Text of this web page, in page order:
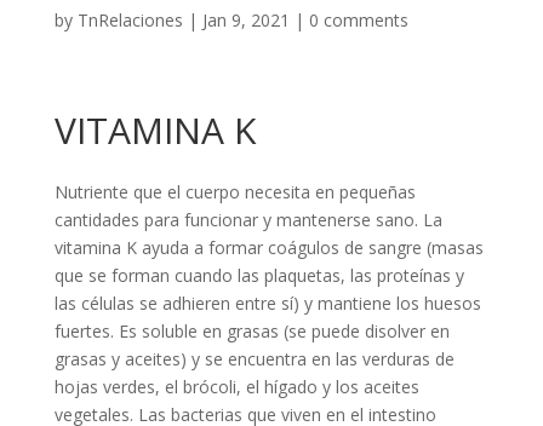
by TnRelaciones | Jan 9, 2021 | 0 comments
VITAMINA K
Nutriente que el cuerpo necesita en pequeñas
cantidades para funcionar y mantenerse sano. La
vitamina K ayuda a formar coágulos de sangre (masas
que se forman cuando las plaquetas, las proteínas y
las células se adhieren entre sí) y mantiene los huesos
fuertes. Es soluble en grasas (se puede disolver en
grasas y aceites) y se encuentra en las verduras de
hojas verdes, el brócoli, el hígado y los aceites
vegetales. Las bacterias que viven en el intestino